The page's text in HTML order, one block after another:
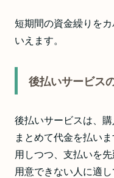
短期間の資金繰りを
いえます。
後払いサービス
後払いサービスは、
まとめて代金を払い
用しつつ、支払いを
用意できない人に適し